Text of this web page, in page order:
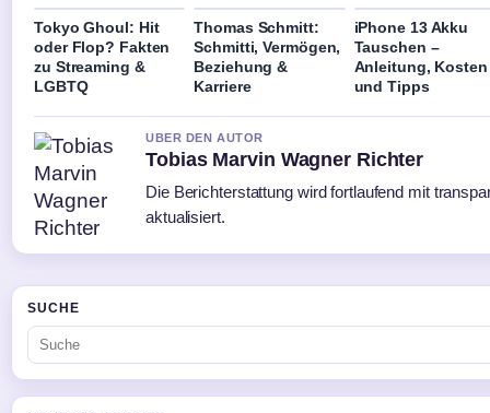
Tokyo Ghoul: Hit
oder Flop? Fakten
zu Streaming &
LGBTQ
Thomas Schmitt:
Schmitti, Vermögen,
Beziehung &
Karriere
iPhone 13 Akku
Tauschen –
Anleitung, Kosten
und Tipps
UBER DEN AUTOR
Tobias Marvin Wagner Richter
Die Berichterstattung wird fortlaufend mit
aktualisiert.
SUCHE